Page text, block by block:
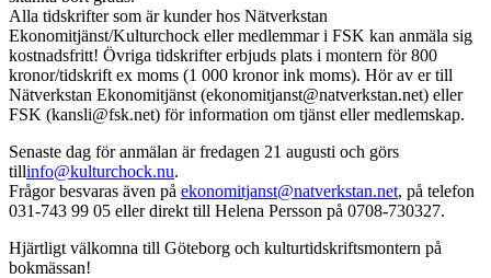
Alla tidskrifter som är kunder hos Nätverkstan
Ekonomitjänst/Kulturchock eller medlemmar i FSK kan anmäla sig
kostnadsfritt! Övriga tidskrifter erbjuds plats i montern för 800
kronor/tidskrift ex moms (1 000 kronor ink moms). Hör av er till
Nätverkstan Ekonomitjänst (ekonomitjanst@natverkstan.net) eller
FSK (kansli@fsk.net) för information om tjänst eller medlemskap.
Senaste dag för anmälan är fredagen 21 augusti och görs
tillinfo@kulturchock.nu.
Frågor besvaras även på ekonomitjanst@natverkstan.net, på telefon
031-743 99 05 eller direkt till Helena Persson på 0708-730327.
Hjärtligt välkomna till Göteborg och kulturtidskriftsmontern på
bokmässan!